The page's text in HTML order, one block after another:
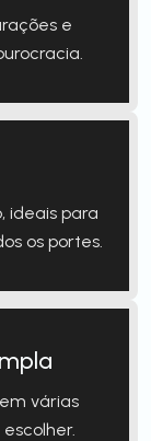
e
ideais para
os portes.
várias